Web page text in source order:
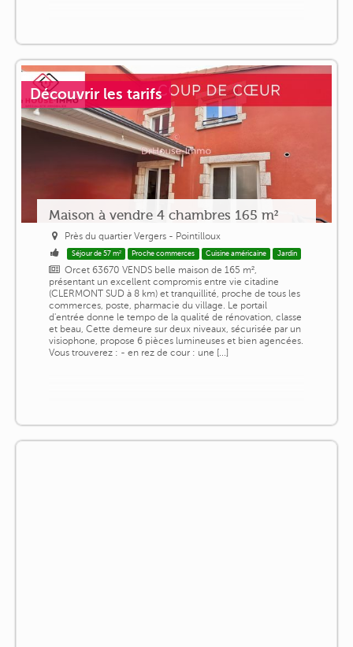
Découvrir les tarifs
Maison à vendre 4 chambres 165 m²
Près du quartier Vergers - Pointilloux
Séjour de 57 m² Proche commerces Cuisine américaine Jardin
Orcet 63670 VENDS belle maison de 165 m²,
présentant un excellent compromis entre vie citadine
(CLERMONT SUD à 8 km) et tranquillité, proche de tous les
commerces, poste, pharmacie du village. Le portail
d'entrée donne le tempo de la qualité de rénovation, classe
et beau, Cette demeure sur deux niveaux, sécurisée par un
visiophone, propose 6 pièces lumineuses et bien agencées.
Vous trouverez : - en rez de cour : une [...]